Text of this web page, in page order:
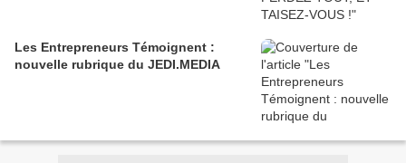
Les Entrepreneurs Témoignent :
nouvelle rubrique du JEDI.MEDIA